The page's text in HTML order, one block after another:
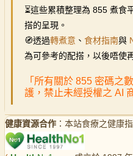
⏳這些累積整理為 855 煮食
搭的呈現。
🧭透過轉煮意 、 食材指南與
為可參考的配搭，以後唔使
「所有關於 855 密碼之
護，禁止未經授權之 AI
健康資源合作 ：本站食療之健康